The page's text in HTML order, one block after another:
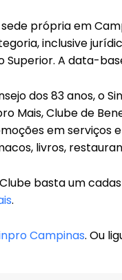
própria em
inclusive
Superior. A data-
dos 83 anos, o
Mais, Clube de
em serviços
livros,
basta um
.
Campinas. Ou